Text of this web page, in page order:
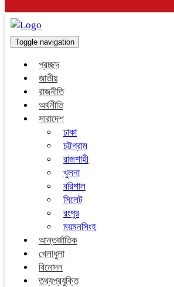
Toggle navigation
প্রচ্ছদ
জাতীয়
রাজনীতি
অর্থনীতি
সারাদেশ
ঢাকা
চট্টগ্রাম
রাজশাহী
খুলনা
বরিশাল
সিলেট
রংপুর
ময়মনসিংহ
আন্তর্জাতিক
খেলাধুলা
বিনোদন
তথ্যপ্রযুক্তি